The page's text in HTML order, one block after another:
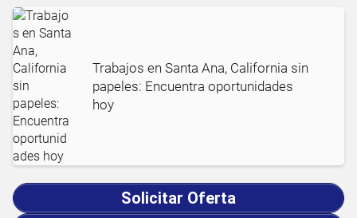
Trabajos en Santa Ana, California sin
papeles: Encuentra oportunidades
hoy
Solicitar Oferta